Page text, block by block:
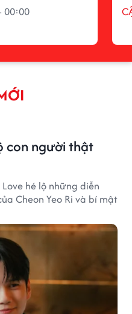
00:00
con người thật
hé lộ những diễn
Cheon Yeo Ri và bí mật